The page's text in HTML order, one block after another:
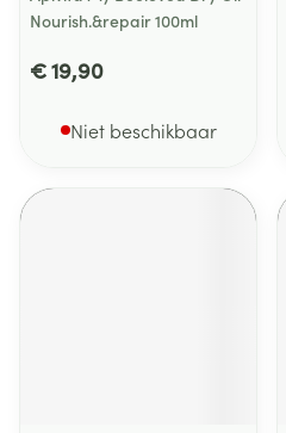
Nourish.&repair 100ml
€ 19,90
Niet beschikbaar